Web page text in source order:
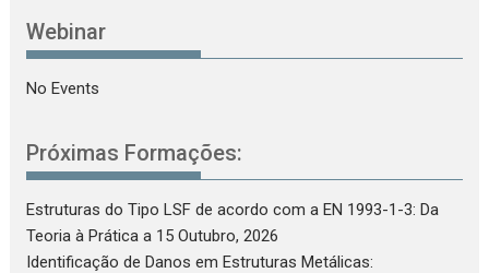
Webinar
No Events
Próximas Formações:
Estruturas do Tipo LSF de acordo com a EN 1993-1-3: Da
Teoria à Prática a 15 Outubro, 2026
Identificação de Danos em Estruturas Metálicas: